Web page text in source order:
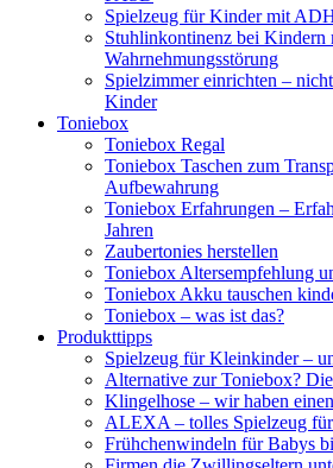
Spielzeug für Kinder mit
Stuhlinkontinenz bei
Wahrnehmungsstörung
Spielzimmer einrichten –
Kinder
Toniebox
Toniebox Regal
Toniebox Taschen zum
Aufbewahrung
Toniebox Erfahrungen –
Jahren
Zaubertonies herstellen
Toniebox Altersempfehlung
Toniebox Akku tauschen
Toniebox – was ist das?
Produkttipps
Spielzeug für Kleinkinder –
Alternative zur Toniebox?
Klingelhose – wir haben
ALEXA – tolles Spielzeug
Frühchenwindeln für Babys